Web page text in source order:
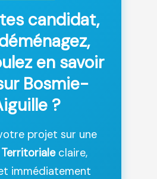
candidat,
en savoir
Bosmie-
?
projet sur une
claire,
immédiatement